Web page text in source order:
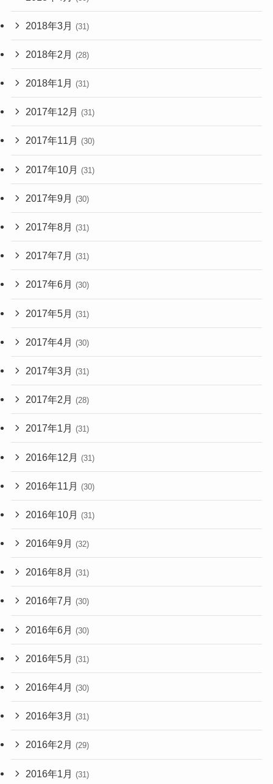
2018年3月 (31)
2018年2月 (28)
2018年1月 (31)
2017年12月 (31)
2017年11月 (30)
2017年10月 (31)
2017年9月 (30)
2017年8月 (31)
2017年7月 (31)
2017年6月 (30)
2017年5月 (31)
2017年4月 (30)
2017年3月 (31)
2017年2月 (28)
2017年1月 (31)
2016年12月 (31)
2016年11月 (30)
2016年10月 (31)
2016年9月 (32)
2016年8月 (31)
2016年7月 (30)
2016年6月 (30)
2016年5月 (31)
2016年4月 (30)
2016年3月 (31)
2016年2月 (29)
2016年1月 (31)